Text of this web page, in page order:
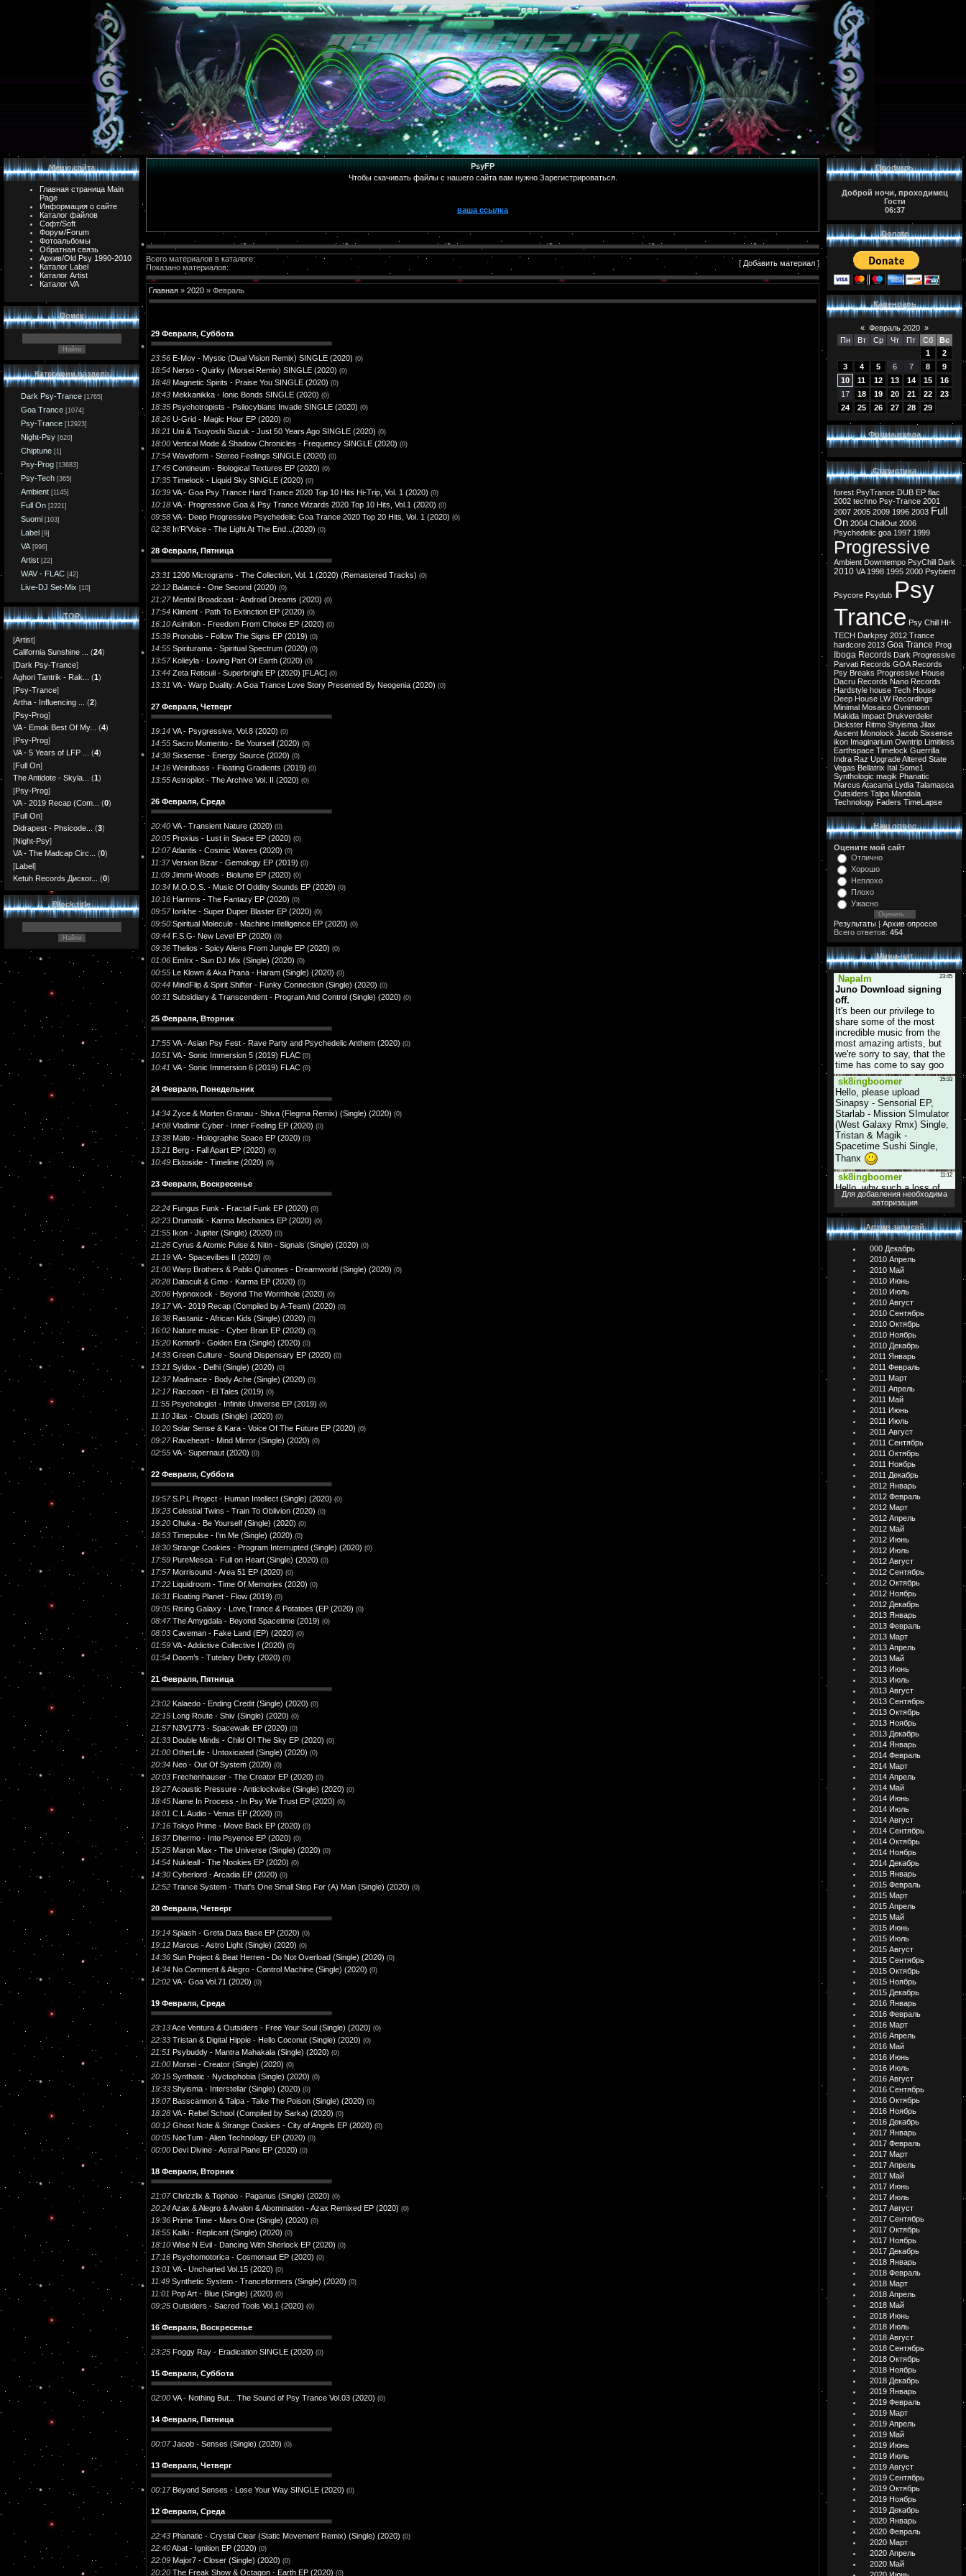
Меню сайта
Главная страница Main
Page
Информация о сайте
Каталог файлов
Софт/Soft
Форум/Forum
Фотоальбомы
Обратная связь
Архив/Old Psy 1990-2010
Каталог Label
Каталог Artist
Каталог VA
Поиск
Категории раздела
Dark Psy-Trance [1765]
Goa Trance [1074]
Psy-Trance [12923]
Night-Psy [620]
Chiptune [1]
Psy-Prog [13683]
Psy-Tech [365]
Ambient [1145]
Full On [2221]
Suomi [103]
Label [9]
VA [996]
Artist [22]
WAV - FLAC [42]
Live-DJ Set-Mix [10]
TOP
[Artist]
California Sunshine ...
(24)
[Dark Psy-Trance]
Aghori Tantrik - Rak...
(1)
[Psy-Trance]
Artha - Influencing ...
(2)
[Psy-Prog]
VA - Emok Best Of My...
(4)
[Psy-Prog]
VA - 5 Years of LFP ...
(4)
[Full On]
The Antidote - Skyla...
(1)
[Psy-Prog]
VA - 2019 Recap (Com...
(0)
[Full On]
Didrapest - Phsicode...
(3)
[Night-Psy]
VA - The Madcap Circ...
(0)
[Label]
Ketuh Records Диског...
(0)
Block title
PsyFP
Чтобы скачивать файлы с нашего сайта вам нужно Зарегистрироваться.
ваша ссылка
Всего материалов в каталоге:
Показано материалов:
[ Добавить материал ]
Главная » 2020 » Февраль
29 Февраля, Суббота
23:56 E-Mov - Mystic (Dual Vision Remix) SINGLE (2020) (0)
18:54 Nerso - Quirky (Morsei Remix) SINGLE (2020) (0)
18:48 Magnetic Spirits - Praise You SINGLE (2020) (0)
18:43 Mekkanikka - Ionic Bonds SINGLE (2020) (0)
18:35 Psychotropists - Psilocybians Invade SINGLE (2020) (0)
18:26 U-Grid - Magic Hour EP (2020) (0)
18:21 Uni & Tsuyoshi Suzuk - Just 50 Years Ago SINGLE (2020) (0)
18:00 Vertical Mode & Shadow Chronicles - Frequency SINGLE (2020) (0)
17:54 Waveform - Stereo Feelings SINGLE (2020) (0)
17:45 Contineum - Biological Textures EP (2020) (0)
17:35 Timelock - Liquid Sky SINGLE (2020) (0)
10:39 VA - Goa Psy Trance Hard Trance 2020 Top 10 Hits Hi​-​Trip, Vol. 1 (2020) (0)
10:18 VA - Progressive Goa & Psy Trance Wizards 2020 Top 10 Hits, Vol.1 (2020) (0)
09:58 VA - Deep Progressive Psychedelic Goa Trance 2020 Top 20 Hits, Vol. 1 (2020) (0)
02:38 In'R'Voice - The Light At The End​.​.​.(2020) (0)
28 Февраля, Пятница
23:31 1200 Micrograms - The Collection, Vol. 1 (2020) (Remastered Tracks) (0)
22:12 Balancé - One Second (2020) (0)
21:27 Mental Broadcast - Android Dreams (2020) (0)
17:54 Kliment - Path To Extinction EP (2020) (0)
16:10Asimilon - Freedom From Choice EP (2020) (0)
15:39 Pronobis - Follow The Signs EP (2019) (0)
14:55 Spiriturama - Spiritual Spectrum (2020) (0)
13:57 Kolieyla - Loving Part Of Earth (2020) (0)
13:44 Zeta Reticuli - Superbright EP (2020) [FLAC] (0)
13:31 VA - Warp Duality: A Goa Trance Love Story Presented By Neogenia (2020) (0)
27 Февраля, Четверг
19:14 VA - Psygressive, Vol​.​8 (2020) (0)
14:55 Sacro Momento - Be Yourself (2020) (0)
14:38 Sixsense - Energy Source (2020) (0)
14:16 Weirdbass - Floating Gradients (2019) (0)
13:55Astropilot - The Archive Vol. II (2020) (0)
26 Февраля, Среда
20:40 VA - Transient Nature (2020) (0)
20:05 Proxius - Lust in Space EP (2020) (0)
12:07Atlantis - Cosmic Waves (2020) (0)
11:37 Version Bizar - Gemology EP (2019) (0)
11:09 Jimmi-Woods - Biolume EP (2020) (0)
10:34 M​.​O.O.S. - Music Of Oddity Sounds EP (2020) (0)
10:16 Harmns - The Fantazy EP (2020) (0)
09:57 Ionkhe - Super Duper Blaster EP (2020) (0)
09:50 Spiritual Molecule - Machine Intelligence EP (2020) (0)
09:44 F.S.G- New Level EP (2020) (0)
09:36 Thelios - Spicy Aliens From Jungle EP (2020) (0)
01:06 EmIrx - Sun DJ Mix (Single) (2020) (0)
00:55 Le Klown & Aka Prana - Haram (Single) (2020) (0)
00:44 MindFlip & Spirit Shifter - Funky Connection (Single) (2020) (0)
00:31 Subsidiary & Transcendent - Program And Control (Single) (2020) (0)
25 Февраля, Вторник
17:55 VA - Asian Psy Fest - Rave Party and Psychedelic Anthem (2020) (0)
10:51 VA - Sonic Immersion 5 (2019) FLAC (0)
10:41 VA - Sonic Immersion 6 (2019) FLAC (0)
24 Февраля, Понедельник
14:34 Zyce & Morten Granau - Shiva (Flegma Remix) (Single) (2020) (0)
14:08 Vladimir Cyber - Inner Feeling EP (2020) (0)
13:38 Mato - Holographic Space EP (2020) (0)
13:21 Berg - Fall Apart EP (2020) (0)
10:49 Ektoside - Timeline (2020) (0)
23 Февраля, Воскресенье
22:24 Fungus Funk - Fractal Funk EP (2020) (0)
22:23 Drumatik - Karma Mechanics EP (2020) (0)
21:55 Ikon - Jupiter (Single) (2020) (0)
21:26 Cyrus & Atomic Pulse & Nitin - Signals (Single) (2020) (0)
21:19 VA - Spacevibes II (2020) (0)
21:00 Warp Brothers & Pablo Quinones - Dreamworld (Single) (2020) (0)
20:28 Datacult & Gmo - Karma EP (2020) (0)
20:06 Hypnoxock - Beyond The Wormhole (2020) (0)
19:17 VA - 2019 Recap (Compiled by A-Team) (2020) (0)
16:38 Rastaniz - African Kids (Single) (2020) (0)
16:02 Nature music - Cyber Brain EP (2020) (0)
15:20 Kontor9 - Golden Era (Single) (2020) (0)
14:33 Green Culture - Sound Dispensary EP (2020) (0)
13:21 Syldox - Delhi (Single) (2020) (0)
12:37 Madmace - Body Ache (Single) (2020) (0)
12:17 Raccoon - El Tales (2019) (0)
11:55 Psychologist - Infinite Universe EP (2019) (0)
11:10 Jilax - Clouds (Single) (2020) (0)
10:20 Solar Sense & Kara - Voice Of The Future EP (2020) (0)
09:27 Raveheart - Mind Mirror (Single) (2020) (0)
02:55 VA - Supernaut (2020) (0)
22 Февраля, Суббота
19:57 S.P.L Project - Human Intellect (Single) (2020) (0)
19:23 Celestial Twins - Train To Oblivion (2020) (0)
19:20 Chuka - Be Yourself (Single) (2020) (0)
18:53 Timepulse - I'm Me (Single) (2020) (0)
18:30 Strange Cookies - Program Interrupted (Single) (2020) (0)
17:59 PureMesca - Full on Heart (Single) (2020) (0)
17:57 Morrisound - Area 51 EP (2020) (0)
17:22 Liquidroom - Time Of Memories (2020) (0)
16:31 Floating Planet - Flow (2019) (0)
09:05 Rising Galaxy - Love​,​Trance & Potatoes (EP (2020) (0)
08:47 The Amygdala - Beyond Spacetime (2019) (0)
08:03 Caveman - Fake Land (EP) (2020) (0)
01:59 VA - Addictive Collective I (2020) (0)
01:54 Doom’s - Tutelary Deity (2020) (0)
21 Февраля, Пятница
23:02 Kalaedo - Ending Credit (Single) (2020) (0)
22:15 Long Route - Shiv (Single) (2020) (0)
21:57 N3V1773 - Spacewalk EP (2020) (0)
21:33 Double Minds - Child Of The Sky EP (2020) (0)
21:00 OtherLife - Untoxicated (Single) (2020) (0)
20:34 Neo - Out Of System (2020) (0)
20:03 Frechenhauser - The Creator EP (2020) (0)
19:27Acoustic Pressure - Anticlockwise (Single) (2020) (0)
18:45 Name In Process - In Psy We Trust EP (2020) (0)
18:01 C.L.Audio - Venus EP (2020) (0)
17:16 Tokyo Prime - Move Back EP (2020) (0)
16:37 Dhermo - Into Psyence EP (2020) (0)
15:25 Maron Max - The Universe (Single) (2020) (0)
14:54 Nukleall - The Nookies EP (2020) (0)
14:30 Cyberlord - Arcadia EP (2020) (0)
12:52 Trance System - That's One Small Step For (A) Man (Single) (2020) (0)
20 Февраля, Четверг
19:14 Splash - Greta Data Base EP (2020) (0)
19:12 Marcus - Astro Light (Single) (2020) (0)
14:36 Sun Project & Beat Herren - Do Not Overload (Single) (2020) (0)
14:34 No Comment & Alegro - Control Machine (Single) (2020) (0)
12:02 VA - Goa Vol.71 (2020) (0)
19 Февраля, Среда
23:13Ace Ventura & Outsiders - Free Your Soul (Single) (2020) (0)
22:33 Tristan & Digital Hippie - Hello Coconut (Single) (2020) (0)
21:51 Psybuddy - Mantra Mahakala (Single) (2020) (0)
21:00 Morsei - Creator (Single) (2020) (0)
20:15 Synthatic - Nyctophobia (Single) (2020) (0)
19:33 Shyisma - Interstellar (Single) (2020) (0)
19:07 Basscannon & Talpa - Take The Poison (Single) (2020) (0)
18:28 VA - Rebel School (Compiled by Sarka) (2020) (0)
00:12 Ghost Note & Strange Cookies - City of Angels EP (2020) (0)
00:05 NocTum - Alien Technology EP (2020) (0)
00:00 Devi Divine - Astral Plane EP (2020) (0)
18 Февраля, Вторник
21:07 Chrizzlix & Tophoo - Paganus (Single) (2020) (0)
20:24Azax & Alegro & Avalon & Abomination - Azax Remixed EP (2020) (0)
19:36 Prime Time - Mars One (Single) (2020) (0)
18:55 Kalki - Replicant (Single) (2020) (0)
18:10 Wise N Evil - Dancing With Sherlock EP (2020) (0)
17:16 Psychomotorica - Cosmonaut EP (2020) (0)
13:01 VA - Uncharted Vol.15 (2020) (0)
11:49 Synthetic System - Tranceformers (Single) (2020) (0)
11:01 Pop Art - Blue (Single) (2020) (0)
09:25 Outsiders - Sacred Tools Vol.1 (2020) (0)
16 Февраля, Воскресенье
23:25 Foggy Ray - Eradication SINGLE (2020) (0)
15 Февраля, Суббота
02:00 VA - Nothing But... The Sound of Psy Trance Vol.03 (2020) (0)
14 Февраля, Пятница
00:07 Jacob - Senses (Single) (2020) (0)
13 Февраля, Четверг
00:17 Beyond Senses - Lose Your Way SINGLE (2020) (0)
12 Февраля, Среда
22:43 Phanatic - Crystal Clear (Static Movement Remix) (Single) (2020) (0)
22:40Abat - Ignition EP (2020) (0)
22:09 Major7 - Closer (Single) (2020) (0)
20:20 The Freak Show & Octagon - Earth EP (2020) (0)
Профиль
Доброй ночи, проходимец
Гости
06:37
Donate
Календарь
« Февраль 2020 »
Пн
Вт Ср Чт Пт Сб
Вс
1
2
3
4 5 6 7 8
9
10
11 12 13 14 15
16
17
18 19 20 21 22
23
24
25 26 27 28 29
Форма входа
Статистика
forest PsyTrance DUB EP flac
2002 techno Psy-Trance 2001
2007 2005 2009 1996 2003 Full
On 2004 ChillOut 2006
Psychedelic goa 1997 1999
Progressive
Ambient Downtempo PsyChill Dark
2010 VA 1998 1995 2000 Psybient
Psycore Psydub Psy
Trance Psy Chill HI-
TECH Darkpsy 2012 Trance
hardcore 2013 Goa Trance Prog
Iboga Records Dark Progressive
Parvati Records GOA Records
Psy Breaks Progressive House
Dacru Records Nano Records
Hardstyle house Tech House
Deep House LW Recordings
Minimal Mosaico Ovnimoon
Makida Impact Drukverdeler
Dickster Ritmo Shyisma Jilax
Ascent Monolock Jacob Sixsense
ikon Imaginarium Owntrip Limitless
Earthspace Timelock Guerrilla
Indra Raz UpgradeAltered State
Vegas Bellatrix Ital Some1
Synthologic magik Phanatic
Marcus Atacama Lydia Talamasca
Outsiders Talpa Mandala
Technology Faders TimeLapse
Наш опрос
Оцените мой сайт
Отлично
Хорошо
Неплохо
Плохо
Ужасно
Результаты | Архив опросов
Всего ответов: 454
Мини-чат
Для добавления необходима
авторизация
Архив записей
000 Декабрь
2010 Апрель
2010 Май
2010 Июнь
2010 Июль
2010 Август
2010 Сентябрь
2010 Октябрь
2010 Ноябрь
2010 Декабрь
2011 Январь
2011 Февраль
2011 Март
2011 Апрель
2011 Май
2011 Июнь
2011 Июль
2011 Август
2011 Сентябрь
2011 Октябрь
2011 Ноябрь
2011 Декабрь
2012 Январь
2012 Февраль
2012 Март
2012 Апрель
2012 Май
2012 Июнь
2012 Июль
2012 Август
2012 Сентябрь
2012 Октябрь
2012 Ноябрь
2012 Декабрь
2013 Январь
2013 Февраль
2013 Март
2013 Апрель
2013 Май
2013 Июнь
2013 Июль
2013 Август
2013 Сентябрь
2013 Октябрь
2013 Ноябрь
2013 Декабрь
2014 Январь
2014 Февраль
2014 Март
2014 Апрель
2014 Май
2014 Июнь
2014 Июль
2014 Август
2014 Сентябрь
2014 Октябрь
2014 Ноябрь
2014 Декабрь
2015 Январь
2015 Февраль
2015 Март
2015 Апрель
2015 Май
2015 Июнь
2015 Июль
2015 Август
2015 Сентябрь
2015 Октябрь
2015 Ноябрь
2015 Декабрь
2016 Январь
2016 Февраль
2016 Март
2016 Апрель
2016 Май
2016 Июнь
2016 Июль
2016 Август
2016 Сентябрь
2016 Октябрь
2016 Ноябрь
2016 Декабрь
2017 Январь
2017 Февраль
2017 Март
2017 Апрель
2017 Май
2017 Июнь
2017 Июль
2017 Август
2017 Сентябрь
2017 Октябрь
2017 Ноябрь
2017 Декабрь
2018 Январь
2018 Февраль
2018 Март
2018 Апрель
2018 Май
2018 Июнь
2018 Июль
2018 Август
2018 Сентябрь
2018 Октябрь
2018 Ноябрь
2018 Декабрь
2019 Январь
2019 Февраль
2019 Март
2019 Апрель
2019 Май
2019 Июнь
2019 Июль
2019 Август
2019 Сентябрь
2019 Октябрь
2019 Ноябрь
2019 Декабрь
2020 Январь
2020 Февраль
2020 Март
2020 Апрель
2020 Май